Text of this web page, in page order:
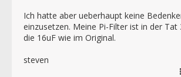
Ich hatte aber ueberhaupt keine
einzusetzen. Meine Pi-Filter ist in der Tat
die 16uF wie im Original.
steven